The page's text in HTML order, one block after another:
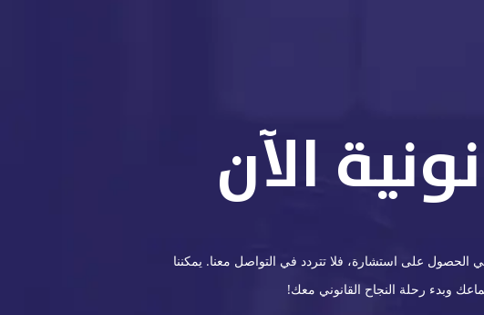
الآن
على استشارة، فلا تتردد في التواصل معنا. يمكننا
وبدء رحلة النجاح القانوني معك!